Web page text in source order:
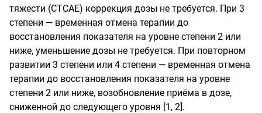
тяжести (СТСАЕ) коррекция дозы не требуется. При 3
степени — временная отмена терапии до
восстановления показателя на уровне степени 2 или
ниже, уменьшение дозы не требуется. При повторном
развитии 3 степени или 4 степени — временная отмена
терапии до восстановления показателя на уровне
степени 2 или ниже, возобновление приёма в дозе,
сниженной до следующего уровня [1, 2].